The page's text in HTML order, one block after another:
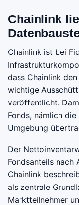
Chainlink
Chainlink ist bei
dass Chainlink
wichtige
veröffentlicht.
Fonds, nämlich
Umgebung
Der
Fondsanteils nach
Chainlink
als zentrale
Marktteilnehmer